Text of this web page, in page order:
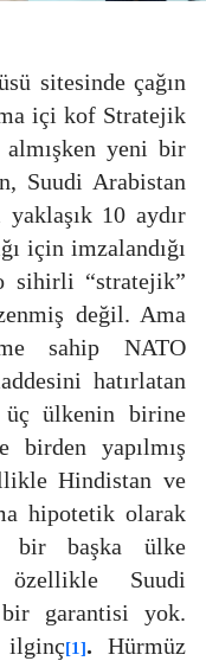
sitesinde çağın
içi kof Stratejik
almışken yeni bir
Suudi Arabistan
10 aydır
için imzalandığı
sihirli “stratejik”
değil. Ama
sahip NATO
hatırlatan
ülkenin birine
birden yapılmış
Hindistan ve
hipotetik olarak
bir başka ülke
özellikle Suudi
bir garantisi yok.
ilginç[1]. Hürmüz